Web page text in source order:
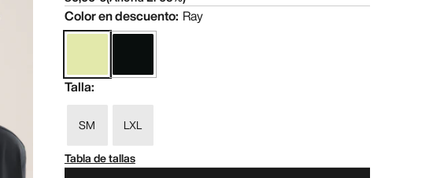
Color en descuento: Ray
Talla:
SM
LXL
Tabla de tallas